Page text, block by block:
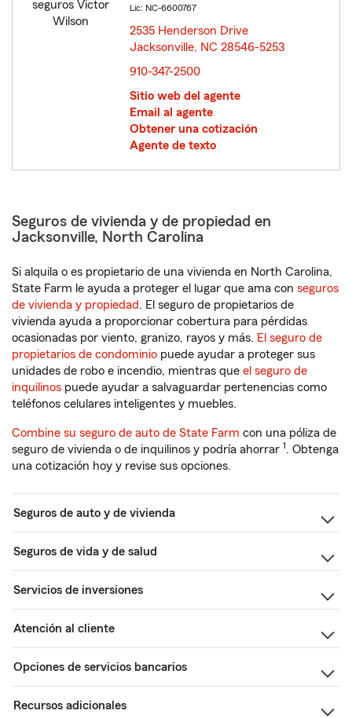
Lic: NC-6600767
2535 Henderson Drive
Jacksonville, NC 28546-5253
910-347-2500
Sitio web del agente
Email al agente
Obtener una cotización
Agente de texto
Seguros de vivienda y de propiedad en
Jacksonville, North Carolina
Si alquila o es propietario de una vivienda en North Carolina,
State Farm le ayuda a proteger el lugar que ama con seguros
de vivienda y propiedad. El seguro de propietarios de
vivienda ayuda a proporcionar cobertura para pérdidas
ocasionadas por viento, granizo, rayos y más. El seguro de
propietarios de condominio puede ayudar a proteger sus
unidades de robo e incendio, mientras que el seguro de
inquilinos puede ayudar a salvaguardar pertenencias como
teléfonos celulares inteligentes y muebles.
Combine su seguro de auto de State Farm con una póliza de
seguro de vivienda o de inquilinos y podría ahorrar 1. Obtenga
una cotización hoy y revise sus opciones.
Seguros de auto y de vivienda
Seguros de vida y de salud
Servicios de inversiones
Atención al cliente
Opciones de servicios bancarios
Recursos adicionales